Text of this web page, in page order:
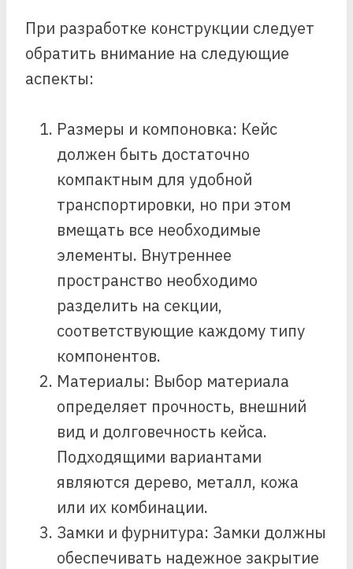
При разработке конструкции следует
обратить внимание на следующие
аспекты:
Размеры и компоновка: Кейс
должен быть достаточно
компактным для удобной
транспортировки, но при этом
вмещать все необходимые
элементы. Внутреннее
пространство необходимо
разделить на секции,
соответствующие каждому типу
компонентов.
Материалы: Выбор материала
определяет прочность, внешний
вид и долговечность кейса.
Подходящими вариантами
являются дерево, металл, кожа
или их комбинации.
Замки и фурнитура: Замки должны
обеспечивать надежное закрытие